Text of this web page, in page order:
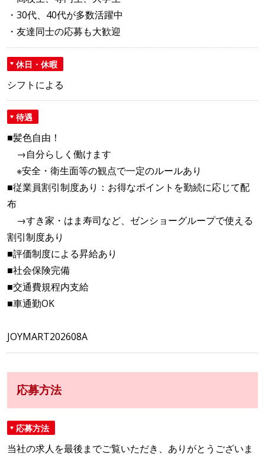
・30代、40代が多数活躍中
・友達同士の応募も大歓迎
休日・休暇
シフトによる
待遇
■髪色自由！
→自分らしく働けます
※安全・衛生面等の観点で一定のルールあり
■従業員割引制度あり：お得なポイントを勤続に応じて配
布
→すき家・はま寿司など、ゼンショーグループで使える
割引制度あり
■評価制度による昇給あり
■社会保険完備
■交通費規程内支給
■車通勤OK
JOYMART202608A
応募方法
応募方法
当社の求人を最後までご覧いただき、ありがとうございま